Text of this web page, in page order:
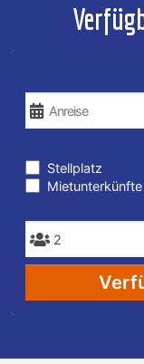
Stellplatz
Mietunterkünfte